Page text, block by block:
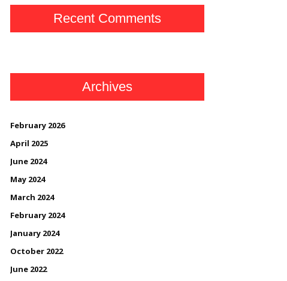
Recent Comments
Archives
February 2026
April 2025
June 2024
May 2024
March 2024
February 2024
January 2024
October 2022
June 2022